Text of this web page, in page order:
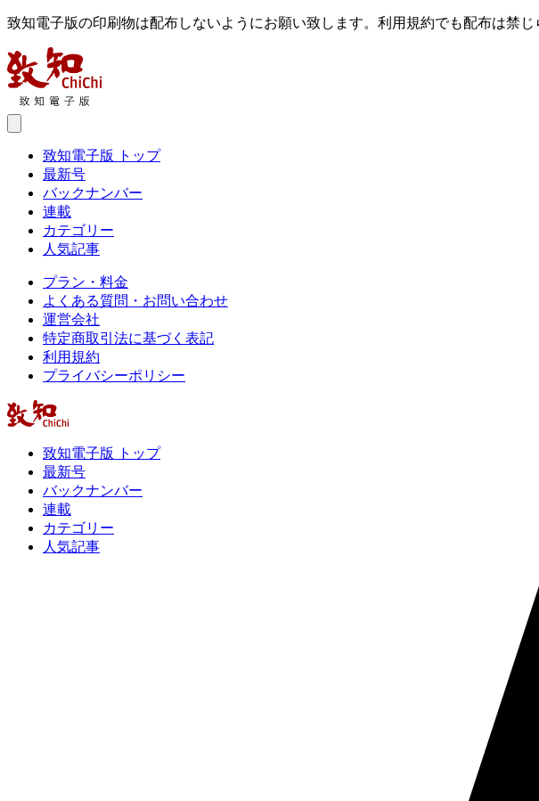
致知電子版の印刷物は配布しないようにお願い致します。利用規約でも配布は禁じ
致知電子版 トップ
最新号
バックナンバー
連載
カテゴリー
人気記事
プラン・料金
よくある質問・お問い合わせ
運営会社
特定商取引法に基づく表記
利用規約
プライバシーポリシー
致知電子版 トップ
最新号
バックナンバー
連載
カテゴリー
人気記事